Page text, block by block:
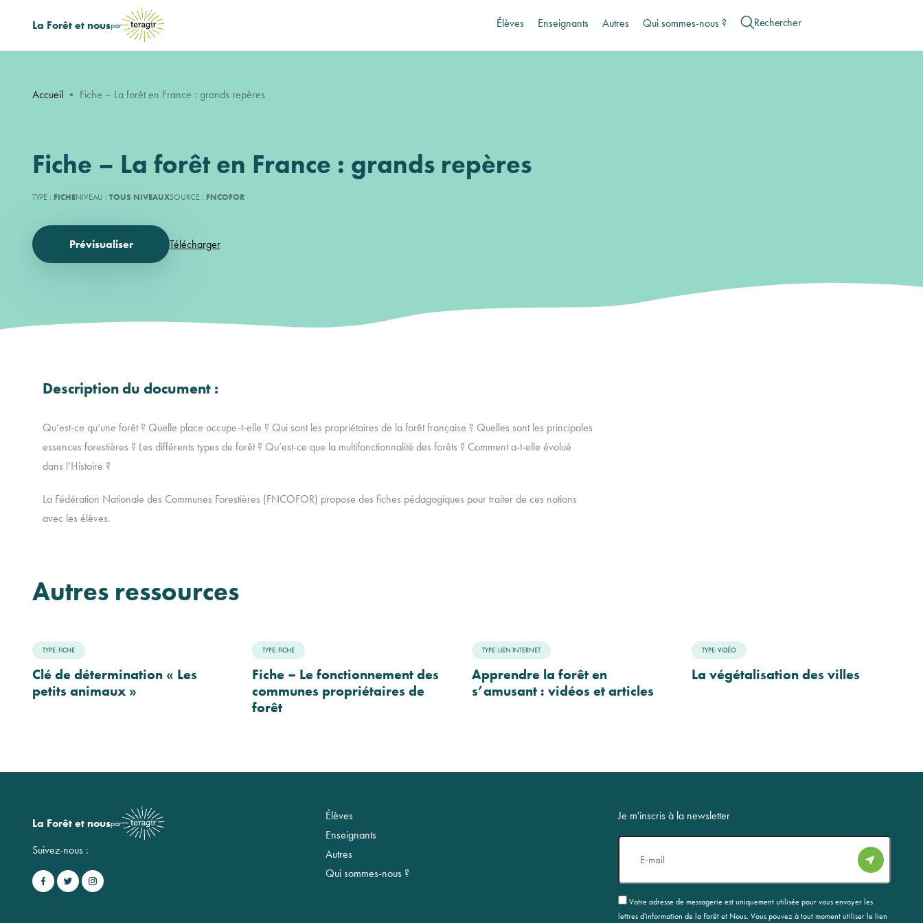
La Forêt et nouspar Élèves Enseignants Autres Qui sommes-nous ?
Accueil • Fiche – La forêt en France : grands repères
Fiche – La forêt en France : grands repères
TYPE : FICHENIVEAU : TOUS NIVEAUXSOURCE : FNCOFOR
Prévisualiser Télécharger
Description du document :
Qu’est-ce qu’une forêt ? Quelle place occupe-t-elle ? Qui sont les propriétaires de la forêt française ? Quelles sont les principales
essences forestières ? Les différents types de forêt ? Qu’est-ce que la multifonctionnalité des forêts ? Comment a-t-elle évolué
dans l’Histoire ?
La Fédération Nationale des Communes Forestières (FNCOFOR) propose des fiches pédagogiques pour traiter de ces notions
avec les élèves.
Autres ressources
TYPE: FICHE
Clé de détermination « Les
petits animaux »
TYPE: FICHE
Fiche – Le fonctionnement des
communes propriétaires de
forêt
TYPE: LIEN INTERNET
Apprendre la forêt en
s’amusant : vidéos et articles
TYPE: VIDÉO
La végétalisation des villes
La Forêt et nouspar
Suivez-nous :
Élèves
Enseignants
Autres
Qui sommes-nous ?
Je m'inscris à la newsletter
RGPD
Votre adresse de messagerie est uniquement utilisée pour vous envoyer les
lettres d'information de la Forêt et Nous. Vous pouvez à tout moment utiliser le lien